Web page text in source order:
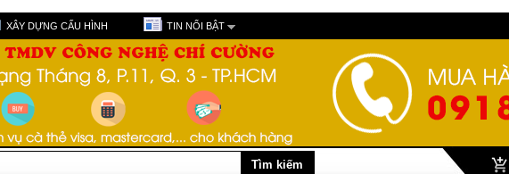
XÂY DỰNG CẤU HÌNH TIN NỔI BẬT